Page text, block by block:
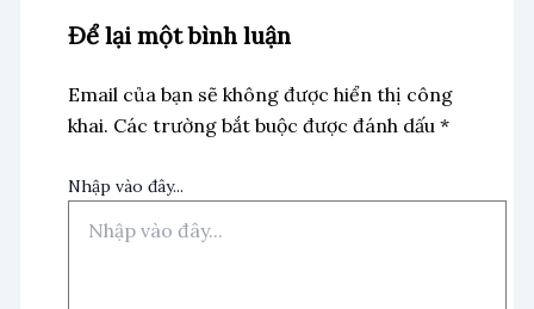
Để lại một bình luận
Email của bạn sẽ không được hiển thị công
khai. Các trường bắt buộc được đánh dấu *
Nhập vào đây...